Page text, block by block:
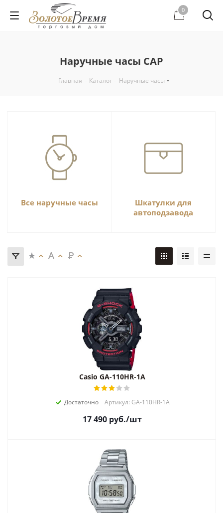
0
Наручные часы CAP
Главная - Каталог - Наручные часы
Все наручные часы
Шкатулки для
автоподзавода
Casio GA-110HR-1A
Достаточно Артикул: GA-110HR-1A
17 490руб./шт